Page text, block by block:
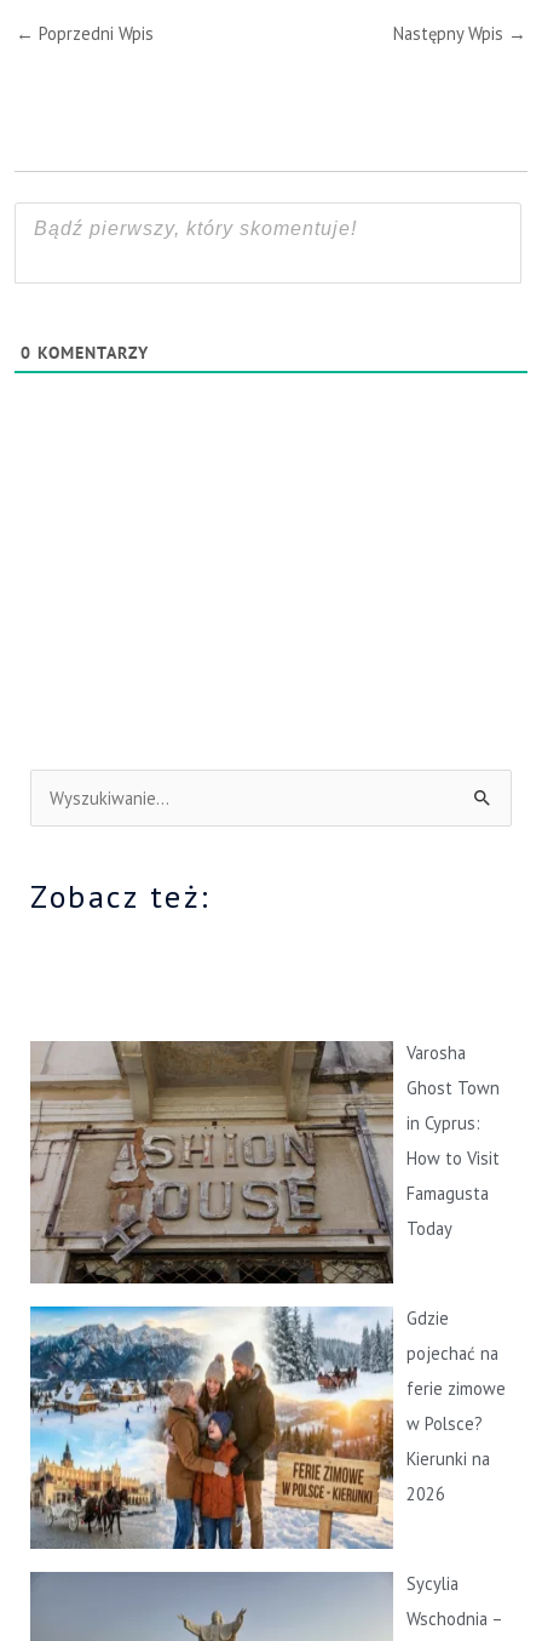
← Poprzedni Wpis Następny Wpis →
0 KOMENTARZY
k
l
a
:
Zobacz też:
Varosha
Ghost Town
in Cyprus:
How to Visit
Famagusta
Today
Gdzie
pojechać na
ferie zimowe
w Polsce?
Kierunki na
2026
Sycylia
Wschodnia –